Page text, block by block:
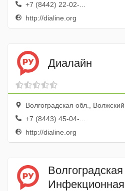
+7 (8442) 22-02-...
http://dialine.org
Диалайн
Волгоградская обл.,
+7 (8443) 45-04-...
http://dialine.org